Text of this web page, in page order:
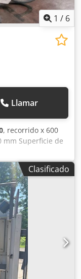
1 / 6
Llamar
, recorrido x 600
mm Superficie de
de husillo SK 40
del husillo 10 -
y
Ad Nef
rápido 6 / 6 / 3
de la máquina
L x A x A
cabezal vertical
pinza
electrón.
Clasificado